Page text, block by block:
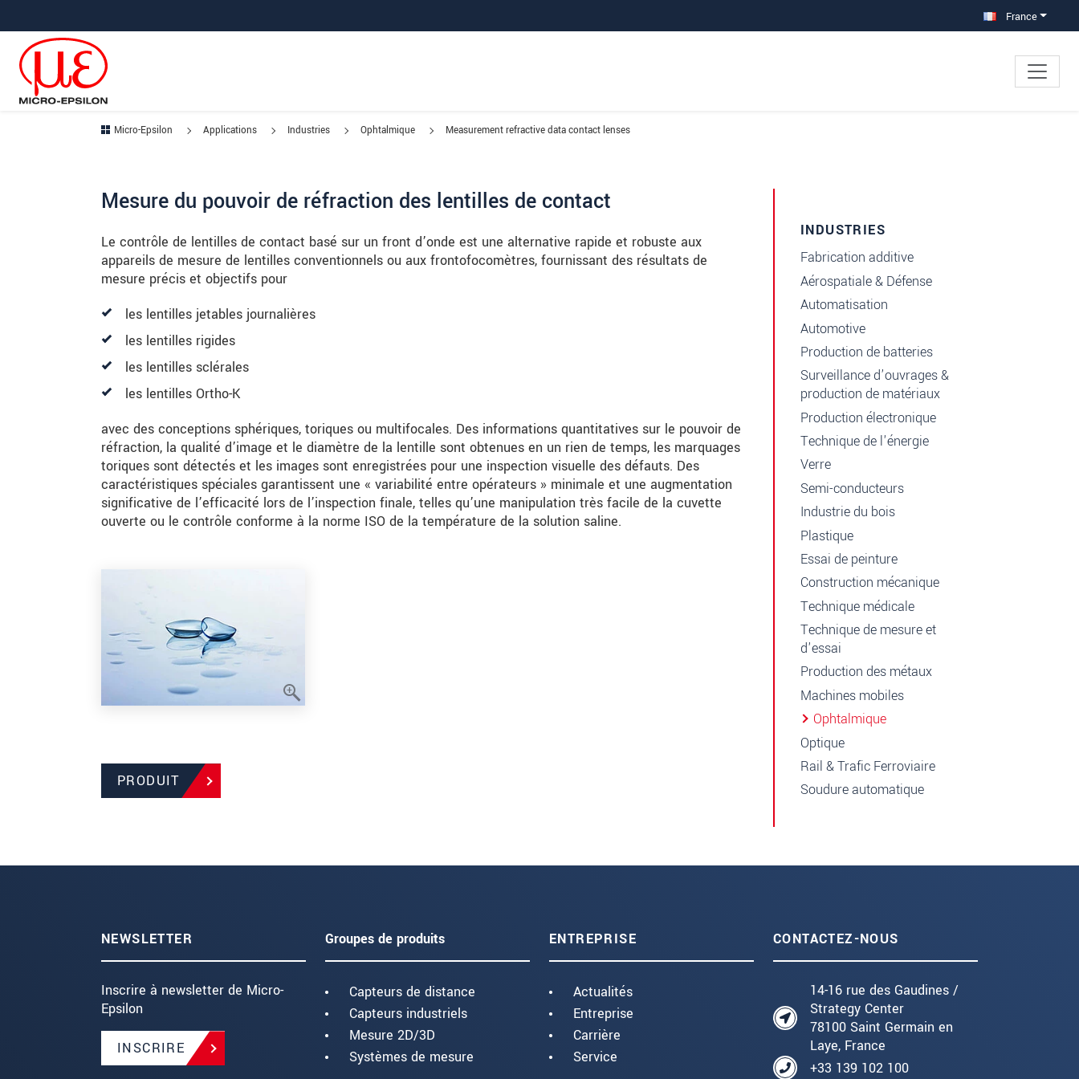
France
Micro-Epsilon Applications Industries Ophtalmique Measurement refractive data contact lenses
Mesure du pouvoir de réfraction des lentilles de contact
Le contrôle de lentilles de contact basé sur un front d’onde est une alternative rapide et robuste aux
appareils de mesure de lentilles conventionnels ou aux frontofocomètres, fournissant des résultats de
mesure précis et objectifs pour
les lentilles jetables journalières
les lentilles rigides
les lentilles sclérales
les lentilles Ortho-K
avec des conceptions sphériques, toriques ou multifocales. Des informations quantitatives sur le pouvoir de
réfraction, la qualité d’image et le diamètre de la lentille sont obtenues en un rien de temps, les marquages
toriques sont détectés et les images sont enregistrées pour une inspection visuelle des défauts. Des
caractéristiques spéciales garantissent une « variabilité entre opérateurs » minimale et une augmentation
significative de l’efficacité lors de l’inspection finale, telles qu’une manipulation très facile de la cuvette
ouverte ou le contrôle conforme à la norme ISO de la température de la solution saline.
PRODUIT
INDUSTRIES
Fabrication additive
Aérospatiale & Défense
Automatisation
Automotive
Production de batteries
Surveillance d’ouvrages &
production de matériaux
Production électronique
Technique de l'énergie
Verre
Semi-conducteurs
Industrie du bois
Plastique
Essai de peinture
Construction mécanique
Technique médicale
Technique de mesure et
d'essai
Production des métaux
Machines mobiles
Ophtalmique
Optique
Rail & Trafic Ferroviaire
Soudure automatique
NEWSLETTER
Inscrire à newsletter de Micro-
Epsilon
INSCRIRE
Groupes de produits
Capteurs de distance
Capteurs industriels
Mesure 2D/3D
Systèmes de mesure
ENTREPRISE
Actualités
Entreprise
Carrière
Service
CONTACTEZ-NOUS
14-16 rue des Gaudines /
Strategy Center
78100 Saint Germain en
Laye, France
+33 139 102 100